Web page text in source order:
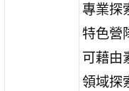
專業探
特色營
可藉由
領域探